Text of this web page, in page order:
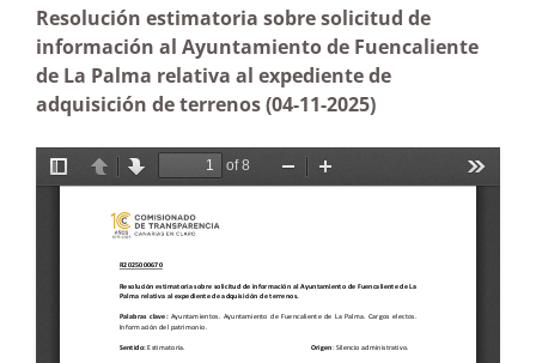
Resolución estimatoria sobre solicitud de
información al Ayuntamiento de Fuencaliente
de La Palma relativa al expediente de
adquisición de terrenos(04-11-2025)